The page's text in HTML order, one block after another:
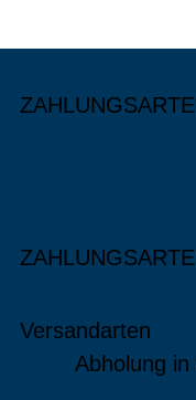
Versandarten
Abholung